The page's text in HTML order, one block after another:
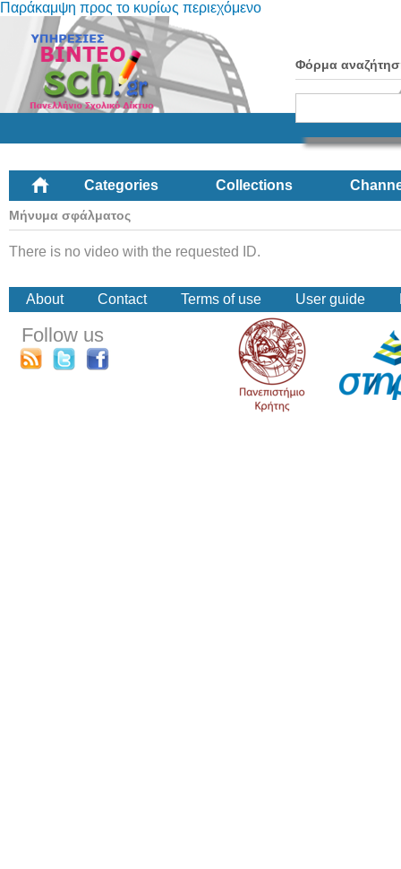
Παράκαμψη προς το κυρίως περιεχόμενο
Φόρμα
Categories Collections
Μήνυμα σφάλματος
There is no video with the requested ID.
About Contact Terms of use User guide
Follow us